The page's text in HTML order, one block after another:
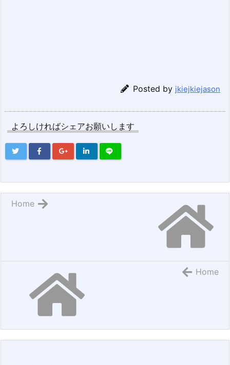
Posted by jkiejkiejason
よろしければシェアお願いします
Home
Home